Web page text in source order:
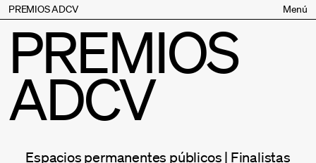
PREMIOS ADCV
Bases
Jurado
Inscripción
Palmarés
Premios especiales
Supporters
Menú
PREMIOS
ADCV
Espacios permanentes públicos | Finalistas